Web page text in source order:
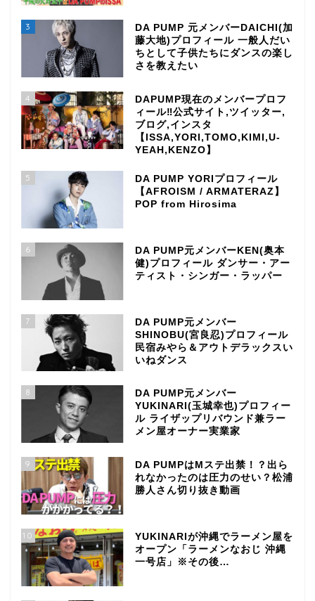
3
DA PUMP 元メンバーDAICHI(加
藤大地)プロフィール 一般人だい
ちとして子供たちにダンスの楽し
さを教えたい
4
DAPUMP現在のメンバープロフ
ィール‼公式サイト,ツイッター,
ブログ,インスタ
【ISSA,YORI,TOMO,KIMI,U-
YEAH,KENZO】
5
DA PUMP YORIプロフィール
【AFROISM / ARMATERAZ】
POP from Hirosima
6
DA PUMP元メンバーKEN(奥本
健)プロフィール ダンサー・アー
ティスト・シンガー・ラッパー
7
DA PUMP元メンバー
SHINOBU(宮良忍)プロフィール
民宿みやら＆アウトデラックスい
いねダンス
8
DA PUMP元メンバー
YUKINARI(玉城幸也)プロフィー
ル ライザップリバウンド兼ラー
メン屋オーナー実業家
9
DA PUMPはMステ出禁！？出ら
れなかったのは圧力のせい？松浦
勝人さん切り抜き動画
10
YUKINARIが沖縄でラーメン屋を
オープン「ラーメンなおじ 沖縄
一号店」※その後…